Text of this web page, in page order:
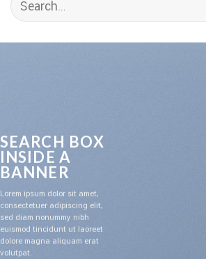
SEARCH BOX
INSIDE A
BANNER
Lorem ipsum dolor sit amet,
consectetuer adipiscing elit,
sed diam nonummy nibh
euismod tincidunt ut laoreet
dolore magna aliquam erat
volutpat.